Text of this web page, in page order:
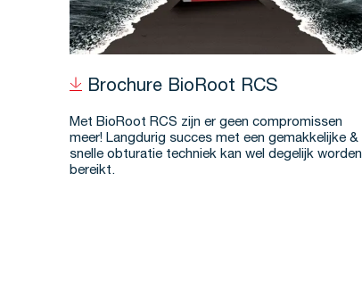
Brochure BioRoot RCS
Met BioRoot RCS zijn er geen compromissen
meer! Langdurig succes met een gemakkelijke &
snelle obturatie techniek kan wel degelijk worden
bereikt.